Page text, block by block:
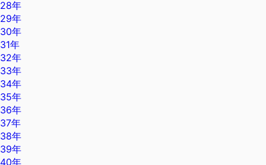
28年
29年
30年
31年
32年
33年
34年
35年
36年
37年
38年
39年
40年